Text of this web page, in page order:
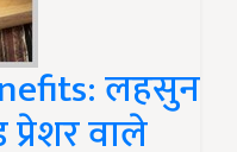
लहसुन
वाले